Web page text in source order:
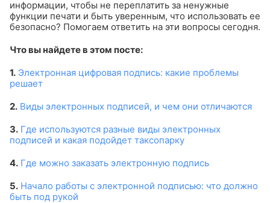
информации, чтобы не переплатить за ненужные
функции печати и быть уверенным, что использовать ее
безопасно? Помогаем ответить на эти вопросы сегодня.
Что вы найдете в этом посте:
1. Электронная цифровая подпись: какие проблемы
решает
2. Виды электронных подписей, и чем они отличаются
3. Где используются разные виды электронных
подписей и какая подойдет таксопарку
4. Где можно заказать электронную подпись
5. Начало работы с электронной подписью: что должно
быть под рукой